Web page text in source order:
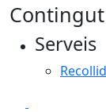
Serveis